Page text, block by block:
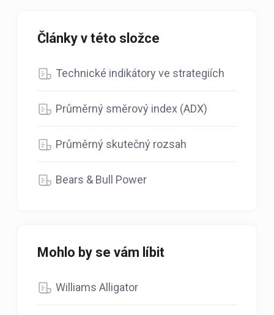
Články v této složce
Technické indikátory ve strategiích
Průměrný směrový index (ADX)
Průměrný skutečný rozsah
Bears & Bull Power
Mohlo by se vám líbit
Williams Alligator